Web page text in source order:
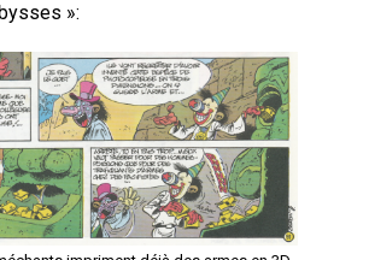
»: